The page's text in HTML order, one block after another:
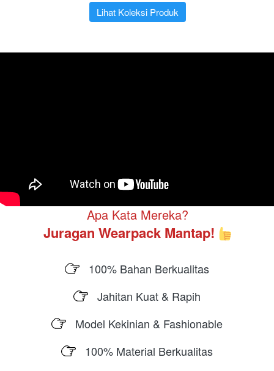
Lihat Koleksi Produk
Apa Kata Mereka?
Juragan Wearpack Mantap!
100% Bahan Berkualitas
Jahitan Kuat & Rapih
Model Kekinian & Fashionable
100% Material Berkualitas